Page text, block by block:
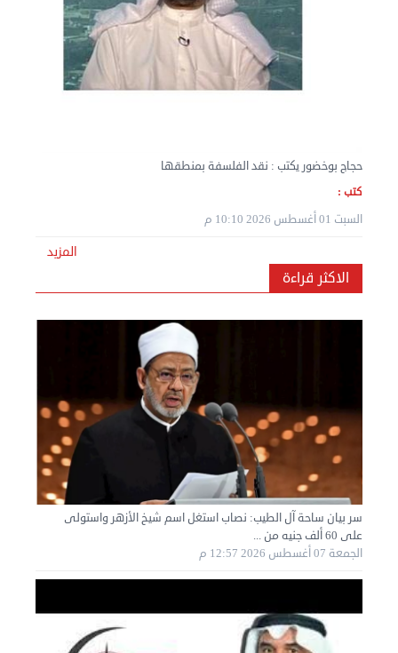
الإثنين 02 سبتمبر 2024 05:01 م
نقل عفش الكويت 50636444 فك وتركيب ايكيا محلي ...
الأحد 01 سبتمبر 2024 02:03 م
حجاج بوخضور يكتب : نقد الفلسفة بمنطقها
كتب :
السبت 01 أغسطس 2026 10:10 م
المزيد
الاكثر قراءة
سر بيان ساحة آل الطيب: نصاب استغل اسم شيخ الأزهر واستولى
على 60 ألف جنيه من ...
الجمعة 07 أغسطس 2026 12:57 م